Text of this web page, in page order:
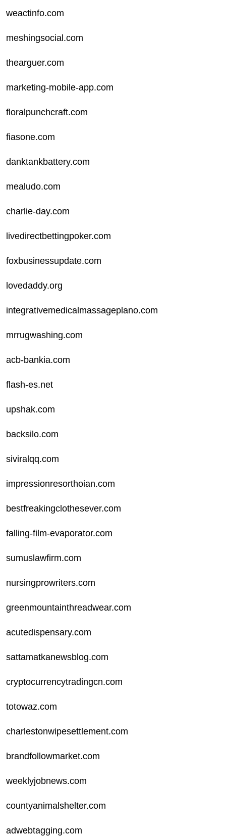
weactinfo.com
meshingsocial.com
thearguer.com
marketing-mobile-app.com
floralpunchcraft.com
fiasone.com
danktankbattery.com
mealudo.com
charlie-day.com
livedirectbettingpoker.com
foxbusinessupdate.com
lovedaddy.org
integrativemedicalmassageplano.com
mrrugwashing.com
acb-bankia.com
flash-es.net
upshak.com
backsilo.com
siviralqq.com
impressionresorthoian.com
bestfreakingclothesever.com
falling-film-evaporator.com
sumuslawfirm.com
nursingprowriters.com
greenmountainthreadwear.com
acutedispensary.com
sattamatkanewsblog.com
cryptocurrencytradingcn.com
totowaz.com
charlestonwipesettlement.com
brandfollowmarket.com
weeklyjobnews.com
countyanimalshelter.com
adwebtagging.com